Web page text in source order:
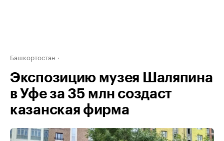
Башкортостан
Экспозицию музея Шаляпина
в Уфе за 35 млн создаст
казанская фирма